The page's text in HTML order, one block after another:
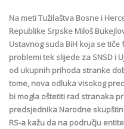
Na meti Tužilaštva Bosne i
Republike Srpske Miloš
Ustavnog suda BiH koja se
problemi tek slijede za SNSD i
od ukupnih prihoda stranke
tome, nova odluka visokog
bi mogla oštetiti rad stranaka
predsjednika Narodne
RS-a kažu da na području